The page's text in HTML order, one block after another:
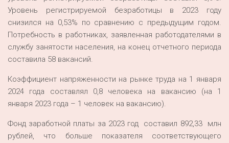
Уровень регистрируемой безработицы в 2023 году
снизился на 0,53% по сравнению с предыдущим годом.
Потребность в работниках, заявленная работодателями в
службу занятости населения, на конец отчетного периода
составила 58 вакансий.
Коэффициент напряженности на рынке труда на 1 января
2024 года составлял 0,8 человека на вакансию (на 1
января 2023 года – 1 человек на вакансию).
Фонд заработной платы за 2023 год составил 892,33 млн
рублей, что больше показателя соответствующего